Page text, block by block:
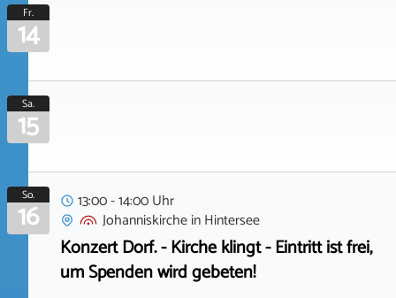
Fr.
14
Sa.
15
So.
16
13:00 - 14:00 Uhr
JohanniskircheinHintersee
Konzert Dorf. - Kirche klingt - Eintritt ist frei,
um Spenden wird gebeten!